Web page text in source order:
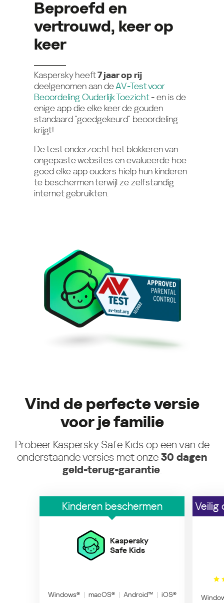
Beproefd en
vertrouwd, keer op
keer
Kaspersky heeft7 jaar op rij
deelgenomen aan deAV-Test voor
Beoordeling Ouderlijk Toezicht- en is de
enige app die elke keer de gouden
standaard "goedgekeurd" beoordeling
krijgt!
De test onderzocht het blokkeren van
ongepaste websites en evalueerde hoe
goed elke app ouders hielp hun kinderen
te beschermen terwijl ze zelfstandig
internet gebruikten.
Vind de perfecte versie
voor je familie
Probeer Kaspersky Safe Kids op een van de
onderstaande versies met onze 30 dagen
geld-terug-garantie.
Kinderen beschermen
Kaspersky
Safe Kids
Windows® macOS® Android™ iOS®
Veilig